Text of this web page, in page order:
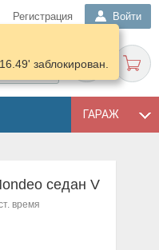
Регистрация Войти
ГАРАЖ
заблокирован.
седан V
время